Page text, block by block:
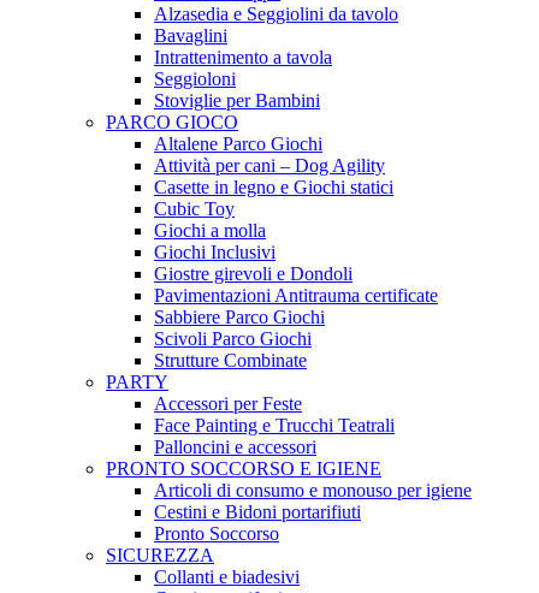
Alzasedia e Seggiolini da tavolo
Bavaglini
Intrattenimento a tavola
Seggioloni
Stoviglie per Bambini
PARCO GIOCO
Altalene Parco Giochi
Attività per cani – Dog Agility
Casette in legno e Giochi statici
Cubic Toy
Giochi a molla
Giochi Inclusivi
Giostre girevoli e Dondoli
Pavimentazioni Antitrauma certificate
Sabbiere Parco Giochi
Scivoli Parco Giochi
Strutture Combinate
PARTY
Accessori per Feste
Face Painting e Trucchi Teatrali
Palloncini e accessori
PRONTO SOCCORSO E IGIENE
Articoli di consumo e monouso per igiene
Cestini e Bidoni portarifiuti
Pronto Soccorso
SICUREZZA
Collanti e biadesivi